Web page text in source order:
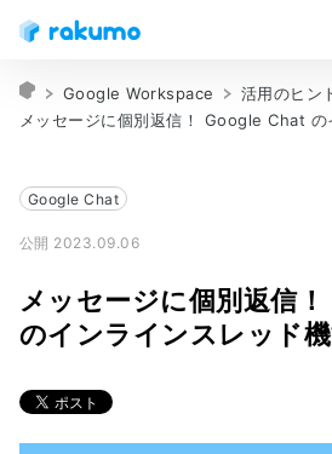
Google Workspace 活用のヒン
Google Chat
公開 2023.09.06
メッセージに個別返信
のインラインスレッド